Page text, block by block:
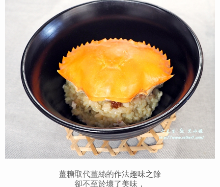
薑糖取代薑絲的作法趣味之餘
卻不至於壞了美味，